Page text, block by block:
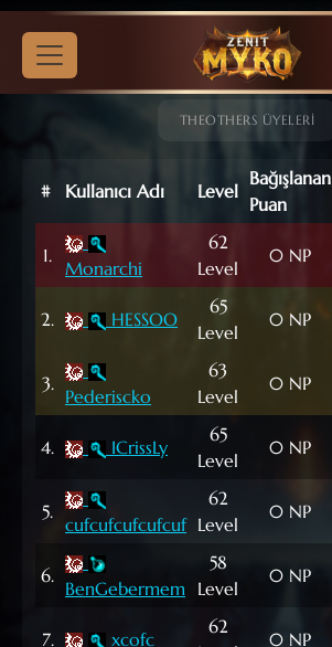
THEOTHERS ÜYELERİ
# Kullanıcı Adı Level
Bağışlanan
Puan
1.
Monarchi
62
Level
0 NP
2. HESSOO
65
Level
0 NP
3.
Pederiscko
63
Level
0 NP
4. ICrissLy
65
Level
0 NP
5.
cufcufcufcufcuf
62
Level
0 NP
6.
BenGebermem
58
Level
0 NP
7. xcofc
62
0 NP